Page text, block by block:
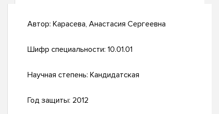
Автор: Карасева, Анастасия Сергеевна
Шифр специальности: 10.01.01
Научная степень: Кандидатская
Год защиты: 2012